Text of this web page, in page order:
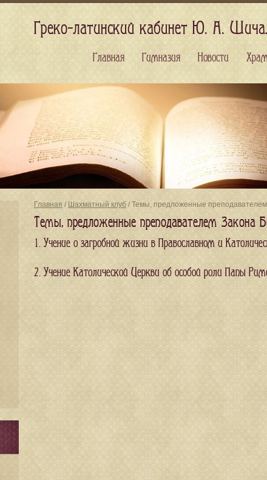
Главная / Шахматный клуб / Темы, предложенные
Темы, предложенные преподавателем
1. Учение о загробной жизни в Православном и
2. Учение Католической Церкви об особой роли Папы
Греко-латинский кабинет Ю. А.
Главная Гимназия Новости